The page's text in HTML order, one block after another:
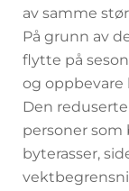
av samme
På grunn av
flytte på
og oppbevare
Den
personer som
byterasser,